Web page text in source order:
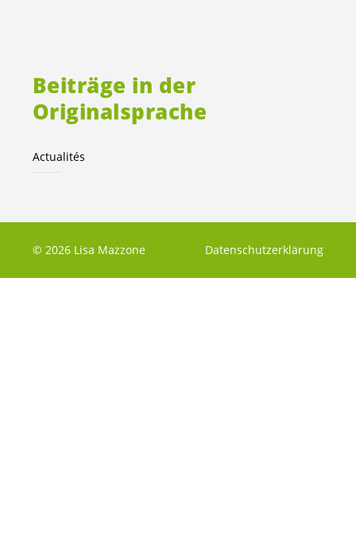
Beiträge in der
Originalsprache
Actualités
© 2026 Lisa Mazzone Datenschutzerklärung